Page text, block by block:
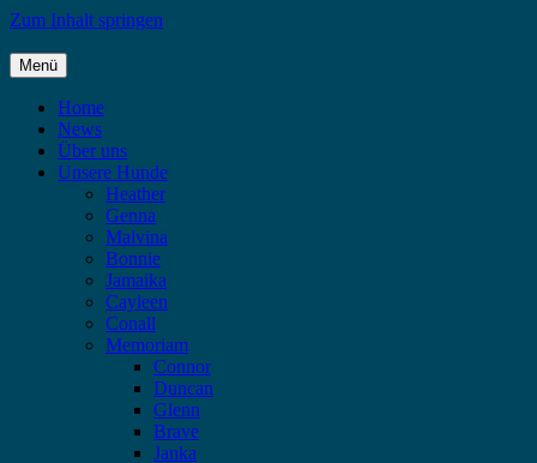
Zum Inhalt springen
Highlandflats – Flat Coated Retriever
Menü
Home
News
Über uns
Unsere Hunde
Heather
Genna
Malvina
Bonnie
Jamaika
Cayleen
Conall
Memoriam
Connor
Duncan
Glenn
Brave
Janka